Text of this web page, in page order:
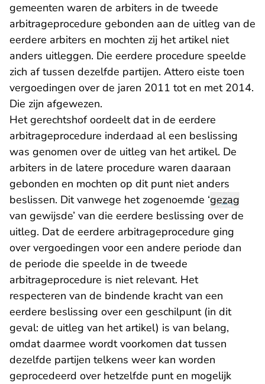
gemeenten waren de arbiters in de tweede
arbitrageprocedure gebonden aan de uitleg van de
eerdere arbiters en mochten zij het artikel niet
anders uitleggen. Die eerdere procedure speelde
zich af tussen dezelfde partijen. Attero eiste toen
vergoedingen over de jaren 2011 tot en met 2014.
Die zijn afgewezen.
Het gerechtshof oordeelt dat in de eerdere
arbitrageprocedure inderdaad al een beslissing
was genomen over de uitleg van het artikel. De
arbiters in de latere procedure waren daaraan
gebonden en mochten op dit punt niet anders
beslissen. Dit vanwege het zogenoemde ‘gezag
van gewijsde’ van die eerdere beslissing over de
uitleg. Dat de eerdere arbitrageprocedure ging
over vergoedingen voor een andere periode dan
de periode die speelde in de tweede
arbitrageprocedure is niet relevant. Het
respecteren van de bindende kracht van een
eerdere beslissing over een geschilpunt (in dit
geval: de uitleg van het artikel) is van belang,
omdat daarmee wordt voorkomen dat tussen
dezelfde partijen telkens weer kan worden
geprocedeerd over hetzelfde punt en mogelijk